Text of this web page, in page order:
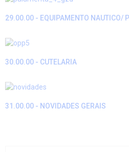
29.00.00 - EQUIPAMENTO NAUTICO/
30.00.00 - CUTELARIA
31.00.00 - NOVIDADES GERAIS